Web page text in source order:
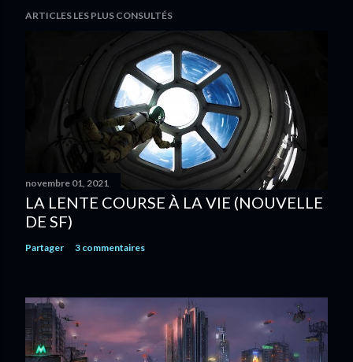
ARTICLES LES PLUS CONSULTÉS
novembre 01, 2021
LA LENTE COURSE À LA VIE (NOUVELLE
DE SF)
Partager 3 commentaires